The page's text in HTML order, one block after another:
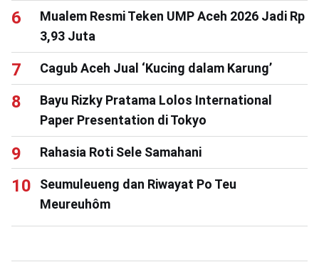
Mualem Resmi Teken UMP Aceh 2026 Jadi Rp
3,93 Juta
Cagub Aceh Jual ‘Kucing dalam Karung’
Bayu Rizky Pratama Lolos International
Paper Presentation di Tokyo
Rahasia Roti Sele Samahani
Seumuleueng dan Riwayat Po Teu
Meureuhôm